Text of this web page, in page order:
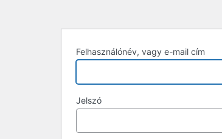
Felhasználónév, vagy e-mail cím
Jelszó